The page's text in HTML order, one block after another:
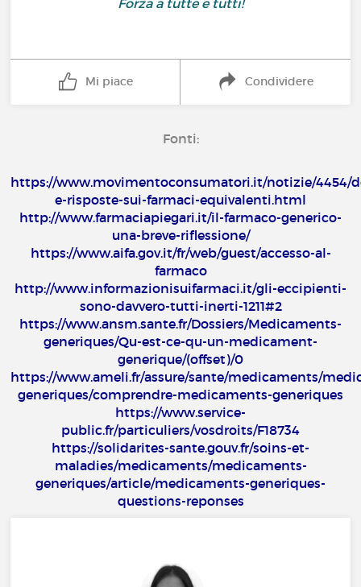
Forza a tutte e tutti!
Mi piace Condividere
Fonti:
https://www.movimentoconsumatori.it/notizie/4454/
e-risposte-sui-farmaci-equivalenti.html
http://www.farmaciapiegari.it/il-farmaco-generico-
una-breve-riflessione/
https://www.aifa.gov.it/fr/web/guest/accesso-al-
farmaco
http://www.informazionisuifarmaci.it/gli-eccipienti-
sono-davvero-tutti-inerti-1211#2
https://www.ansm.sante.fr/Dossiers/Medicaments-
generiques/Qu-est-ce-qu-un-medicament-
generique/(offset)/0
https://www.ameli.fr/assure/sante/medicaments/
generiques/comprendre-medicaments-generiques
https://www.service-
public.fr/particuliers/vosdroits/F18734
https://solidarites-sante.gouv.fr/soins-et-
maladies/medicaments/medicaments-
generiques/article/medicaments-generiques-
questions-reponses